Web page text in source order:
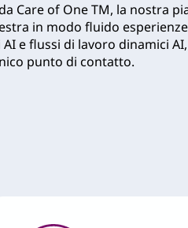
Care of One TM, la nostra
in modo fluido
e flussi di lavoro dinamici
punto di contatto.